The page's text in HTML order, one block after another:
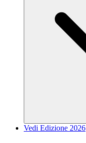
Vedi Edizione 2026